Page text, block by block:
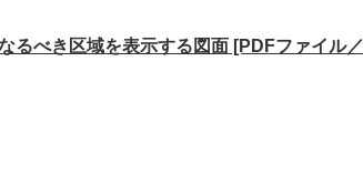
るべき区域を表示する図面 [PDFファイル／